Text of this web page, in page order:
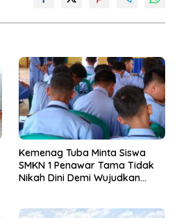
Kemenag Tuba Minta Siswa
SMKN 1 Penawar Tama Tidak
Nikah Dini Demi Wujudkan